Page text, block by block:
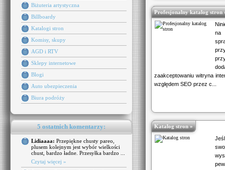
Biżuteria artystyczna
Billboardy
Katalogi stron
Komisy, skupy
AGD i RTV
Sklepy internetowe
Blogi
Auto ubezpieczenia
Biura podróży
5 ostatnich komentarzy:
Lidiaaaa: Przepiękne chusty pareo,
plusem kolejnym jest wybór wielkości
chust, bardzo ładne. Przesyłka bardzo ...
Czytaj więcej »
Profesjonalny katalog stron
na
zaakceptowaniu witryna
względem SEO przez c...
Katalog stron »